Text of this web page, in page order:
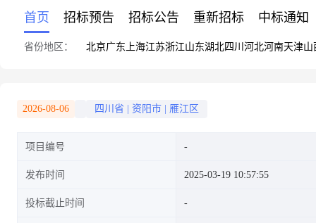
建项目
首页 招标预告 招标公告 重新招标 中标通知
省份地区： 北京广东 上海江苏浙江山东湖北四川 河北河南天津山
2026-08-06 四川省 资阳市 雁江区
项目编号
发布时间 2025-03-19 10:57:55
投标截止时间